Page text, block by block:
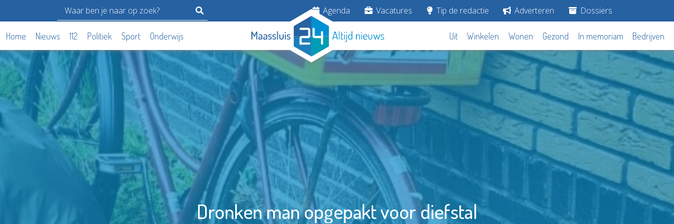
Agenda Vacatures Tip de redactie Adverteren Dossiers
Home Nieuws 112 Politiek Sport Onderwijs Uit Winkelen Wonen Gezond In memoriam Bedrijven
Dronken man opgepakt voor diefstal